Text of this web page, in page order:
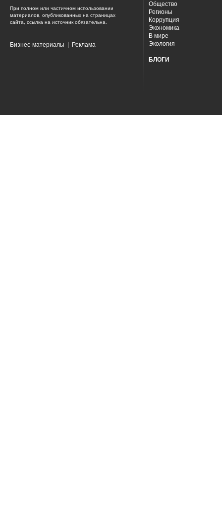
При полном или частичном использовании
материалов, опубликованных на страницах
сайта, ссылка на источник обязательна.
Бизнес-материалы Реклама
Общество
Регионы
Коррупция
Экономика
В мире
Экология
БЛОГИ